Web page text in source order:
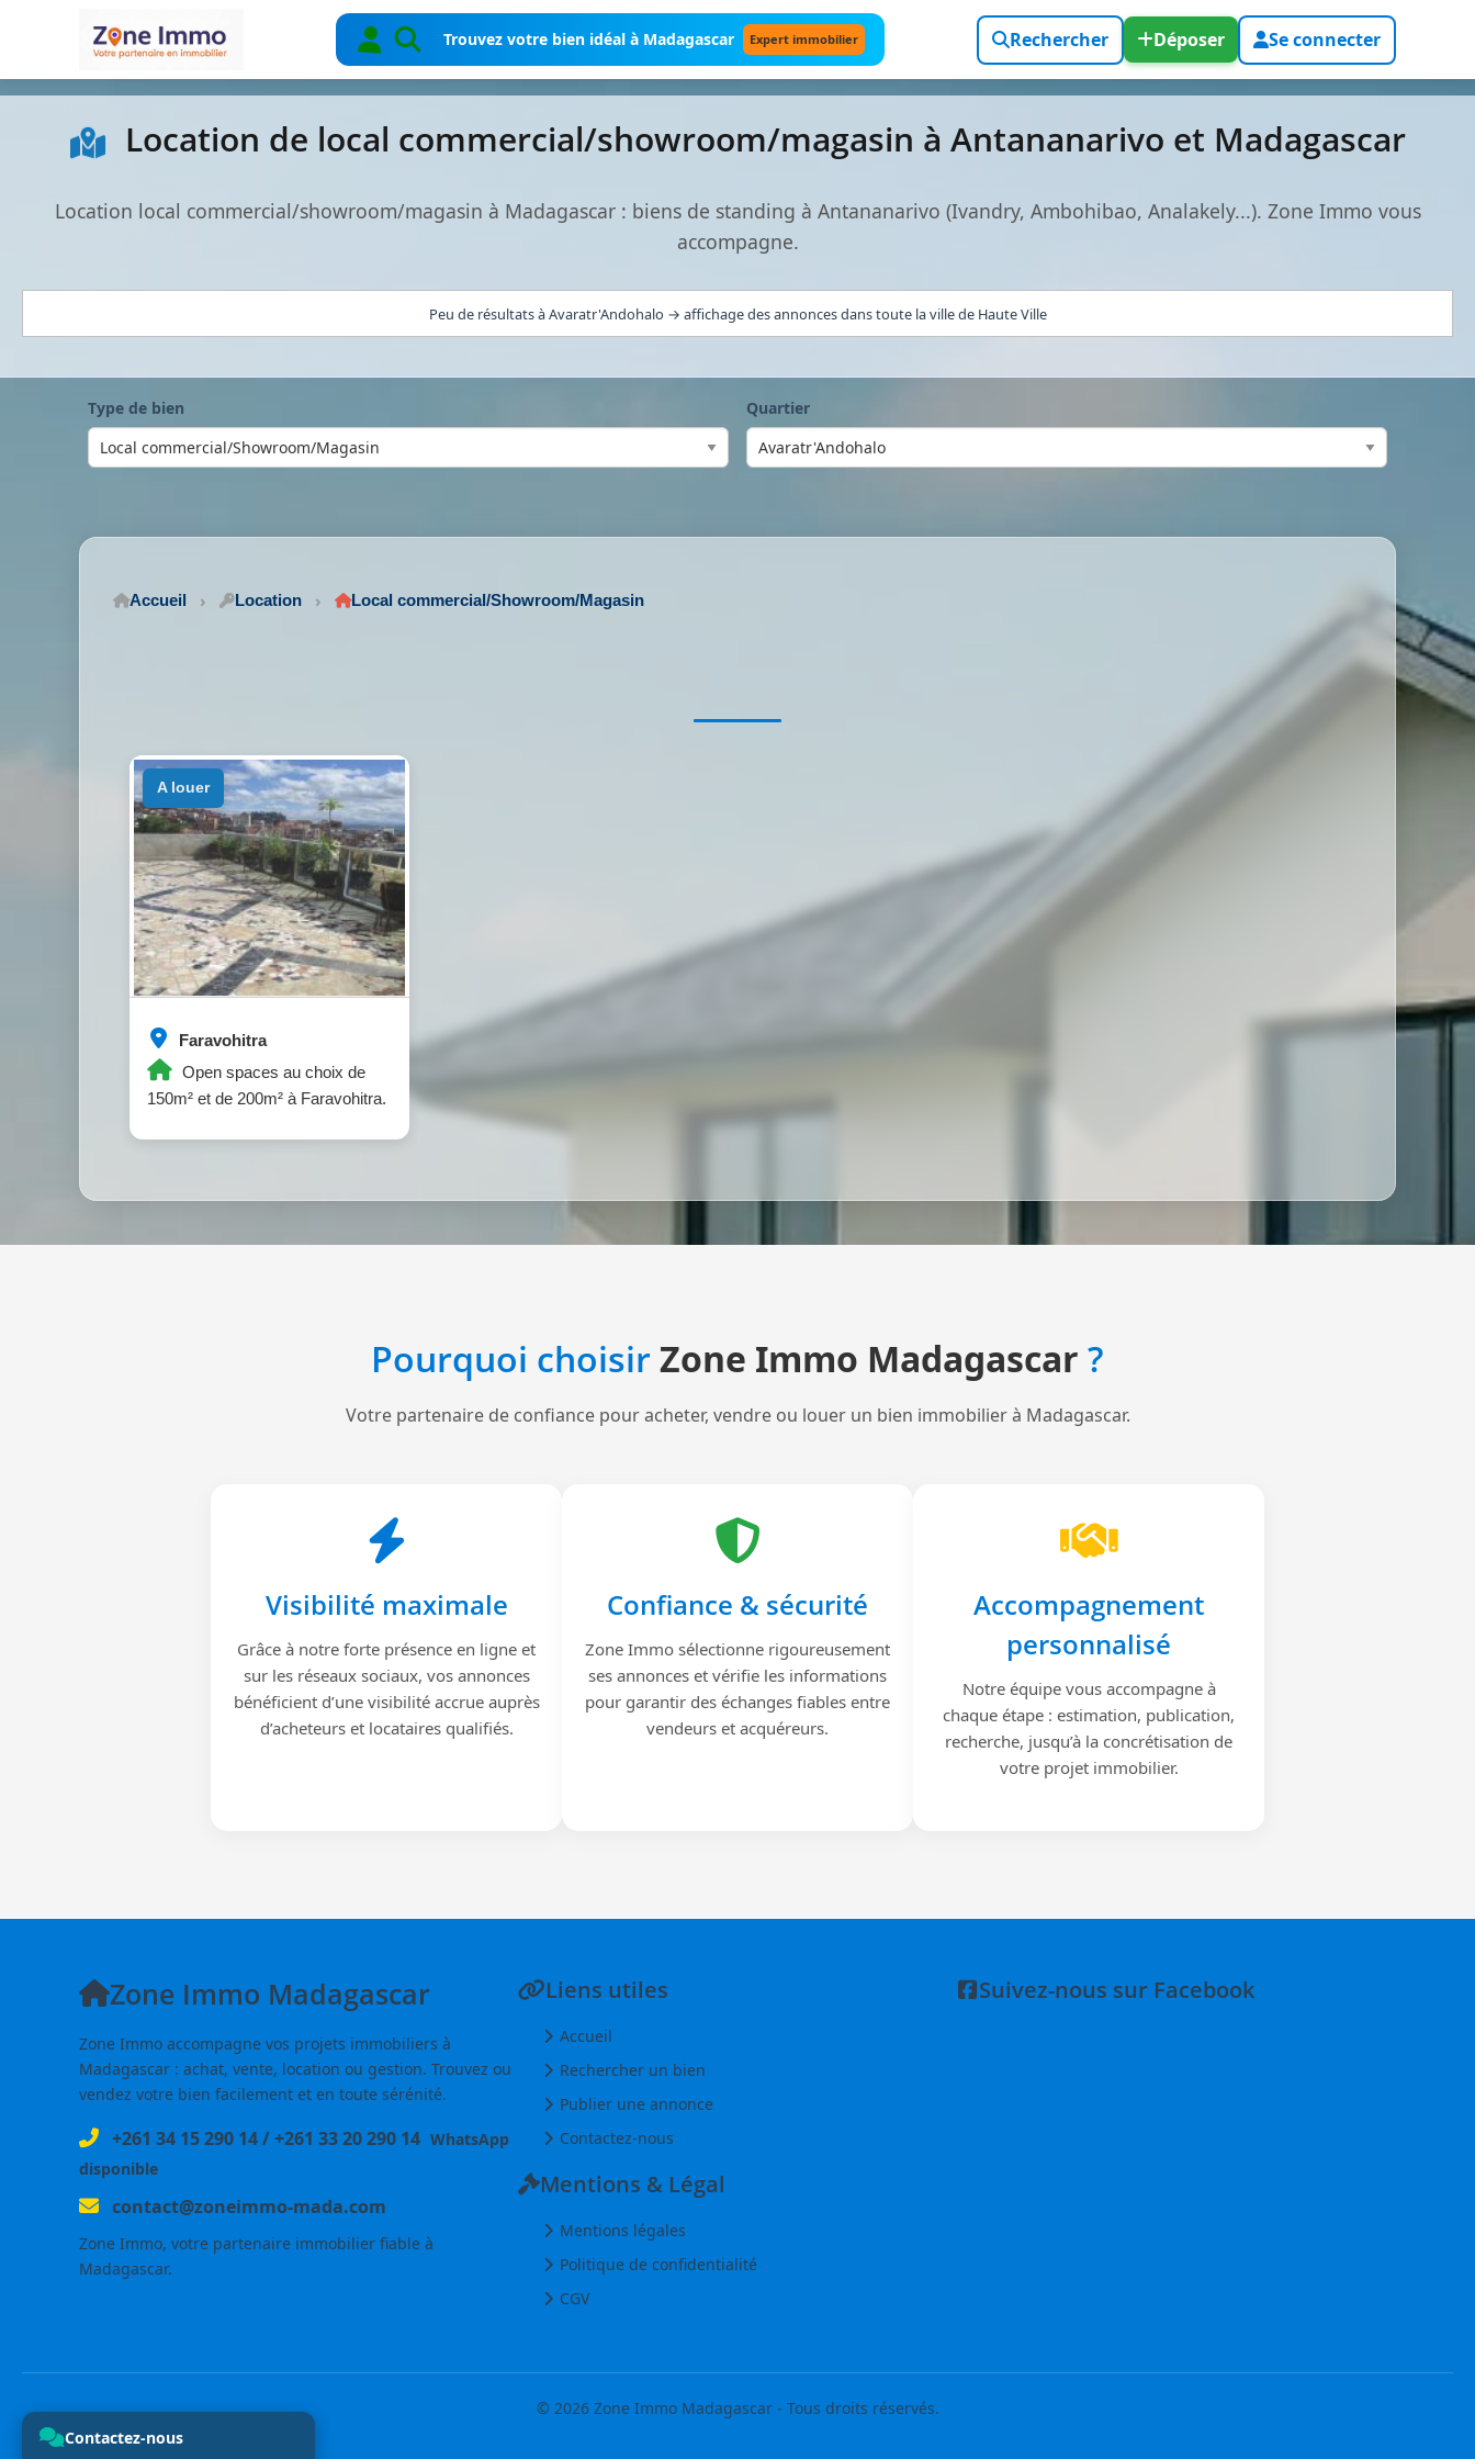
Trouvez votre bien idéal à Madagascar Expert immobilier Rechercher Déposer Se connecter
Location de local commercial/showroom/magasin à Antananarivo et Madagascar
Location local commercial/showroom/magasin à Madagascar : biens de standing à Antananarivo (Ivandry, Ambohibao, Analakely...). Zone Immo vous
accompagne.
Peu de résultats à Avaratr'Andohalo → affichage des annonces dans toute la ville de Haute Ville
Type de bien Quartier
Accueil Location Local commercial/Showroom/Magasin
Faravohitra
Open spaces au choix de
150m² et de 200m² à Faravohitra.
a louer
Pourquoi choisirZone Immo Madagascar ?
Votre partenaire de confiance pour acheter, vendre ou louer un bien immobilier à Madagascar.
Visibilité maximale
Grâce à notre forte présence en ligne et
sur les réseaux sociaux, vos annonces
bénéficient d’une visibilité accrue auprès
d’acheteurs et locataires qualifiés.
Confiance & sécurité
Zone Immo sélectionne rigoureusement
ses annonces et vérifie les informations
pour garantir des échanges fiables entre
vendeurs et acquéreurs.
Accompagnement
personnalisé
Notre équipe vous accompagne à
chaque étape : estimation, publication,
recherche, jusqu’à la concrétisation de
votre projet immobilier.
Zone Immo Madagascar
Zone Immo accompagne vos projets immobiliers à
Madagascar : achat, vente, location ou gestion. Trouvez ou
vendez votre bien facilement et en toute sérénité.
+261 34 15 290 14/+261 33 20 290 14 WhatsApp
disponible
contact@zoneimmo-mada.com
Zone Immo, votre partenaire immobilier fiable à
Madagascar.
Liens utiles
Accueil
Rechercher un bien
Publier une annonce
Contactez-nous
Mentions & Légal
Mentions légales
Politique de confidentialité
CGV
Suivez-nous sur Facebook
© 2026 Zone Immo Madagascar - Tous droits réservés.
Contactez-nous